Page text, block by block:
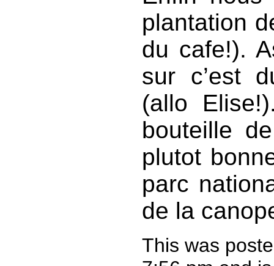
plantation
du cafe!).
sur c’est
(allo
bouteille
plutot
parc
de la
This was